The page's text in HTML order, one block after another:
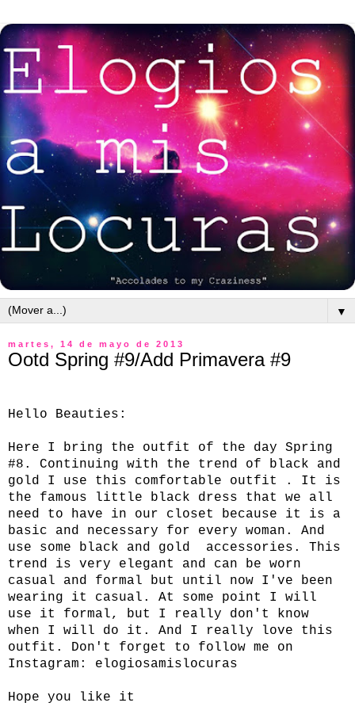
▼
martes, 14 de mayo de 2013
Ootd Spring #9/Add Primavera #9
Hello Beauties:
Here I bring the outfit of the day Spring
#8. Continuing with the trend of black and
gold I use this comfortable outfit . It is
the famous little black dress that we all
need to have in our closet because it is a
basic and necessary for every woman. And
use some black and gold accessories. This
trend is very elegant and can be worn
casual and formal but until now I've been
wearing it casual. At some point I will
use it formal, but I really don't know
when I will do it. And I really love this
outfit. Don't forget to follow me on
Instagram: elogiosamislocuras
Hope you like it